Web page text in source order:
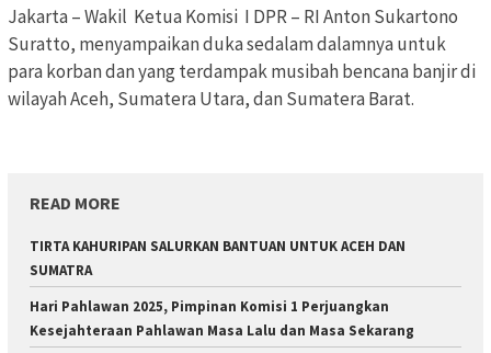
Jakarta – Wakil Ketua Komisi I DPR – RI Anton Sukartono
Suratto, menyampaikan duka sedalam dalamnya untuk
para korban dan yang terdampak musibah bencana banjir di
wilayah Aceh, Sumatera Utara, dan Sumatera Barat.
READ MORE
TIRTA KAHURIPAN SALURKAN BANTUAN UNTUK ACEH DAN
SUMATRA
Hari Pahlawan 2025, Pimpinan Komisi 1 Perjuangkan
Kesejahteraan Pahlawan Masa Lalu dan Masa Sekarang